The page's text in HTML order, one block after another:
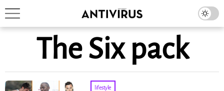
The Six pack
lifestyle